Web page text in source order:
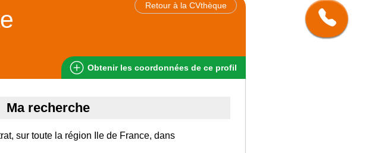
Retour à la CVthèque
Obtenir les coordonnées de ce profil
Ma recherche
sur toute la région Ile de France, dans